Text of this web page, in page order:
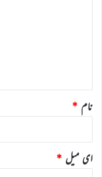
نام *
ای میل *